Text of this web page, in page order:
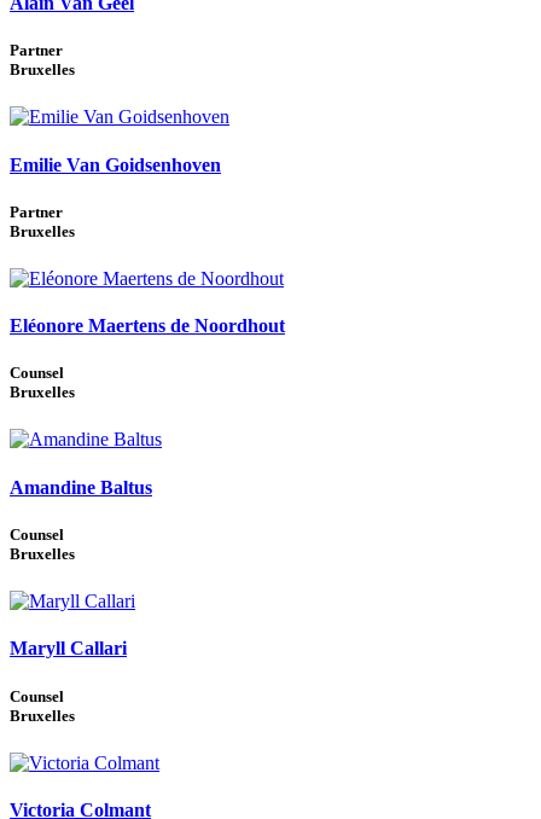
Partner
Bruxelles
Emilie Van Goidsenhoven
Partner
Bruxelles
Eléonore Maertens de Noordhout
Counsel
Bruxelles
Amandine Baltus
Counsel
Bruxelles
Maryll Callari
Counsel
Bruxelles
Victoria Colmant